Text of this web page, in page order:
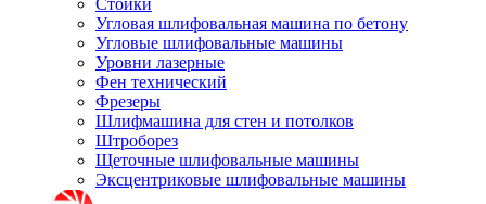
Стойки
Угловая шлифовальная машина по бетону
Угловые шлифовальные машины
Уровни лазерные
Фен технический
Фрезеры
Шлифмашина для стен и потолков
Штроборез
Щеточные шлифовальные машины
Эксцентриковые шлифовальные машины